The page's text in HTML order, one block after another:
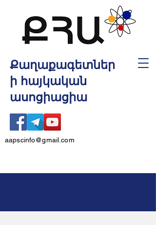
Քաղաքագետներ
ի հայկական
ասոցիացիա
aapscinfo@gmail.com